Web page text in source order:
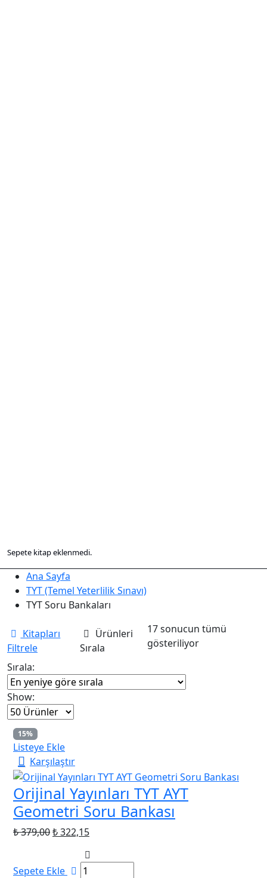
Sepete kitap eklenmedi.
Ana Sayfa
TYT (Temel Yeterlilik Sınavı)
TYT Soru Bankaları
Kitapları
Filtrele
Ürünleri
Sırala
17 sonucun tümü
gösteriliyorEn
Sırala:
Show:
15%
Listeye Ekle
Karşılaştır
Orijinal Yayınları TYT AYT
Geometri Soru Bankası
₺379,00Orijinal
₺ 379,00.
₺322,15Şu
fiyat:
Sepete Ekle